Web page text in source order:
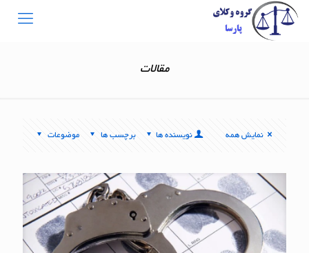
مقالات
موضوعات برچسب ها نویسنده ها نمایش همه